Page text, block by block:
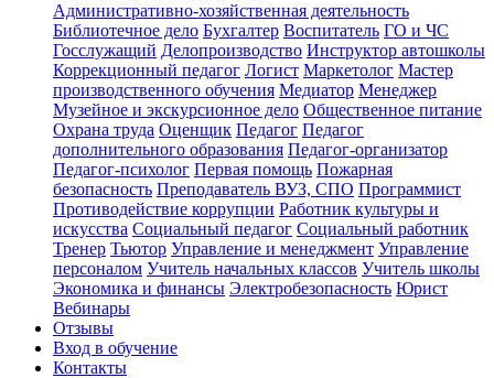
Административно-хозяйственная деятельность
Библиотечное дело Бухгалтер Воспитатель ГО и ЧС
Госслужащий Делопроизводство Инструктор автошколы
Коррекционный педагог Логист Маркетолог Мастер
производственного обучения Медиатор Менеджер
Музейное и экскурсионное дело Общественное питание
Охрана труда Оценщик Педагог Педагог
дополнительного образования Педагог-организатор
Педагог-психолог Первая помощь Пожарная
безопасность Преподаватель ВУЗ, СПО Программист
Противодействие коррупции Работник культуры и
искусства Социальный педагог Социальный работник
Тренер Тьютор Управление и менеджмент Управление
персоналом Учитель начальных классов Учитель школы
Экономика и финансы Электробезопасность Юрист
Вебинары
Отзывы
Вход в обучение
Контакты